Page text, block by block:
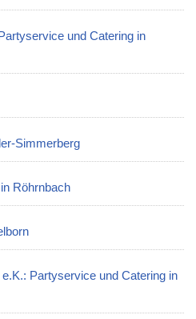
und Catering in
Simmerberg
Röhrnbach
Partyservice und Catering in